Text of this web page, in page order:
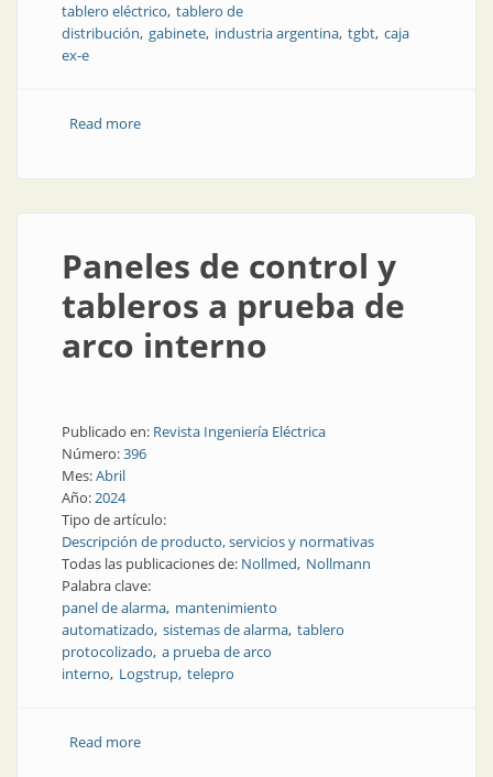
tablero eléctrico tablero de
distribución gabinete industria argentina tgbt caja
ex-e
Read moreabout Soluciones robustas para instalaciones
Paneles de control y
tableros a prueba de
arco interno
Publicado en: Revista Ingeniería Eléctrica
Número:396
Mes:Abril
Año:2024
Tipo de artículo:
Descripción de producto, servicios y normativas
Todas las publicaciones de: Nollmed Nollmann
Palabra clave:
panel de alarma mantenimiento
automatizado sistemas de alarma tablero
protocolizado a prueba de arco
interno Logstrup telepro
Read moreabout Paneles de control y tableros a prueba de arco